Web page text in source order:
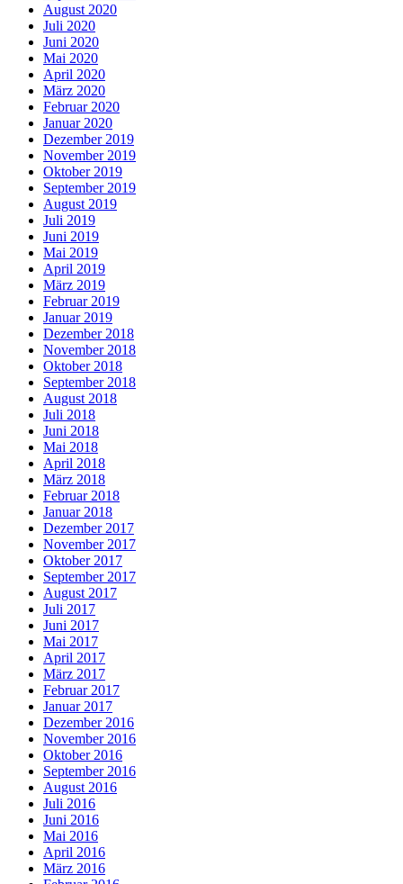
August 2020
Juli 2020
Juni 2020
Mai 2020
April 2020
März 2020
Februar 2020
Januar 2020
Dezember 2019
November 2019
Oktober 2019
September 2019
August 2019
Juli 2019
Juni 2019
Mai 2019
April 2019
März 2019
Februar 2019
Januar 2019
Dezember 2018
November 2018
Oktober 2018
September 2018
August 2018
Juli 2018
Juni 2018
Mai 2018
April 2018
März 2018
Februar 2018
Januar 2018
Dezember 2017
November 2017
Oktober 2017
September 2017
August 2017
Juli 2017
Juni 2017
Mai 2017
April 2017
März 2017
Februar 2017
Januar 2017
Dezember 2016
November 2016
Oktober 2016
September 2016
August 2016
Juli 2016
Juni 2016
Mai 2016
April 2016
März 2016